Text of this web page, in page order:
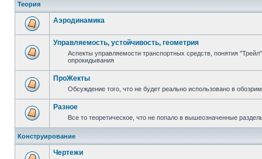
Теория
Аэродинамика
Управляемость, устойчивость, геометрия
Аспекты управляемости транспортных средств, понятия
опрокидывания
ПроЖекты
Обсуждение того, что не будет реально использовано в
Разное
Все то теоретическое, что не попало в вышеозначенные
Конструирование
Чертежи